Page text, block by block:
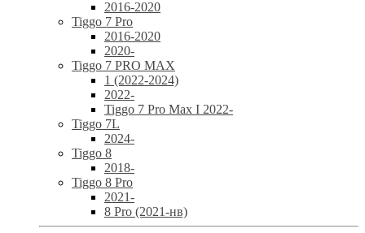
2016-2020
Tiggo 7 Pro
2016-2020
2020-
Tiggo 7 PRO MAX
1 (2022-2024)
2022-
Tiggo 7 Pro Max I 2022-
Tiggo 7L
2024-
Tiggo 8
2018-
Tiggo 8 Pro
2021-
8 Pro (2021-нв)